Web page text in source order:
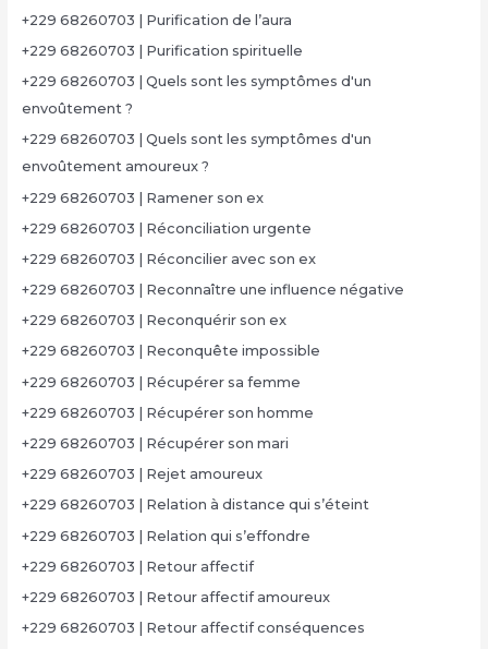
+229 68260703 | Purification de l’aura
+229 68260703 | Purification spirituelle
+229 68260703 | Quels sont les symptômes d'un
envoûtement ?
+229 68260703 | Quels sont les symptômes d'un
envoûtement amoureux ?
+229 68260703 | Ramener son ex
+229 68260703 | Réconciliation urgente
+229 68260703 | Réconcilier avec son ex
+229 68260703 | Reconnaître une influence négative
+229 68260703 | Reconquérir son ex
+229 68260703 | Reconquête impossible
+229 68260703 | Récupérer sa femme
+229 68260703 | Récupérer son homme
+229 68260703 | Récupérer son mari
+229 68260703 | Rejet amoureux
+229 68260703 | Relation à distance qui s’éteint
+229 68260703 | Relation qui s’effondre
+229 68260703 | Retour affectif
+229 68260703 | Retour affectif amoureux
+229 68260703 | Retour affectif conséquences